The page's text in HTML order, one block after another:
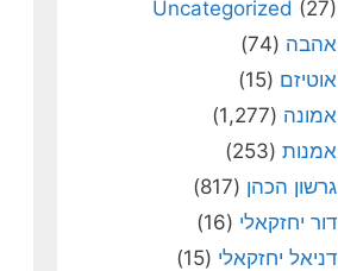
Uncategorized (27)
אהבה (74)
אוטיזם (15)
אמונה (1,277)
אמנות (253)
גרשון הכהן (817)
דור יחזקאלי (16)
דניאל יחזקאלי (15)